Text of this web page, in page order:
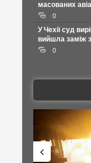
масованих
0
У Чехії суд
вийшла заміж
0